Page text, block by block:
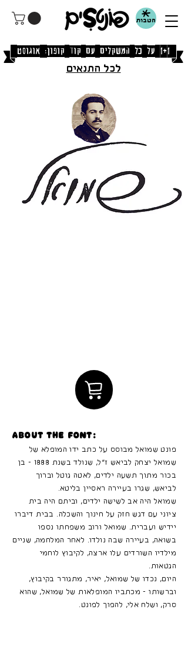
הטבות
[1+1 על כל המשקלים עם קוד קופון: אוגוסט] לכל התנאים
About the font:
פונט שמואל מבוסס על כתב ידו המופלא של
שמואל יצחק לביאש ז״ל, שנולד בשנת 1888 - בן
בכור מתוך תשעה ילדים, לאטה גוטל וברוך
לביאש, שגרו בעיירה ראסיין בליטא.
שמואל היה אב לשישה ילדים, וביתם היה בית
ציוני עם דגש חזק על חינוך והשכלה. בבית דיברו
יידיש ועברית. שמואל ורוב משפחתו נספו
בשואה, בעיירה שבה נולדו. לאחר המלחמה, שניים
מילדיו השורדים עלו ארצה, לקיבוץ לוחמי
הגטאות.
היום, נכדו של שמואל, יאיר, מתגורר בקיבוץ,
וברשותו - מכתביו המופלאות של שמואל, שהוא
סרק, ושלח אלי, להפוך לפונט.